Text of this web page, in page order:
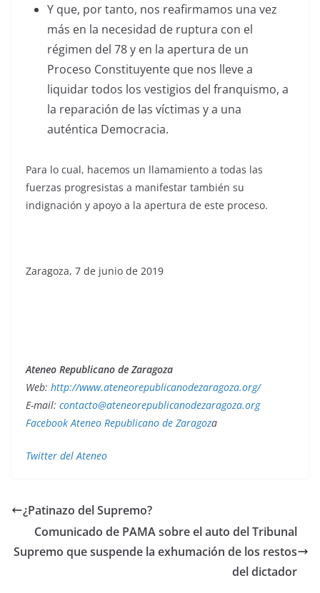
Y que, por tanto, nos reafirmamos una vez
más en la necesidad de ruptura con el
régimen del 78 y en la apertura de un
Proceso Constituyente que nos lleve a
liquidar todos los vestigios del franquismo, a
la reparación de las víctimas y a una
auténtica Democracia.
Para lo cual, hacemos un llamamiento a todas las
fuerzas progresistas a manifestar también su
indignación y apoyo a la apertura de este proceso.
Zaragoza, 7 de junio de 2019
Ateneo Republicano de Zaragoza
Web: http://www.ateneorepublicanodezaragoza.org/
E-mail: contacto@ateneorepublicanodezaragoza.org
Facebook Ateneo Republicano de Zaragoza
Twitter del Ateneo
¿Patinazo del Supremo?
Comunicado de PAMA sobre el auto del Tribunal
Supremo que suspende la exhumación de los restos
del dictador